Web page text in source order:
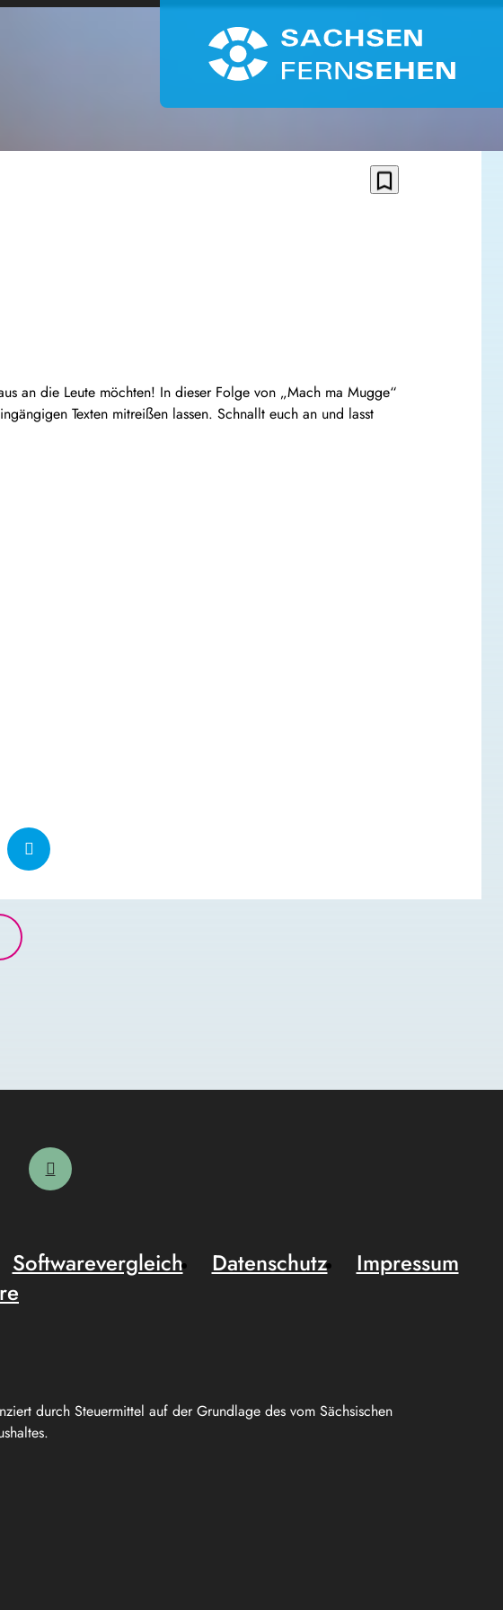
bookmark_border
an die Leute möchten! In dieser Folge von „Mach ma Mugge“
Texten mitreißen lassen. Schnallt euch an und lasst
durch Steuermittel auf der Grundlage des vom Sächsischen
Softwarevergleich Datenschutz
Impressum